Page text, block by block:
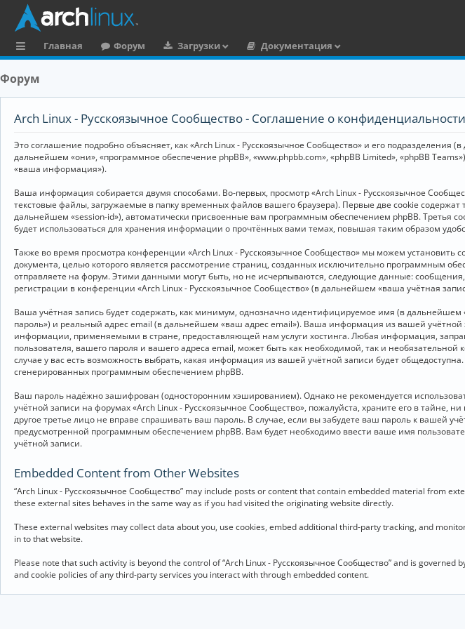
ы
и
Главная Форум Загрузки
Документация
Форум
Arch Linux - Русскоязычное Сообщество - Соглашение о конфиденциальности
Это соглашение подробно объясняет, как «Arch Linux - Русскоязычное Сообщество» и его
дальнейшем «они», «программное обеспечение phpBB», «www.phpbb.com», «phpBB Limited», «phpBB
«ваша информация»).
Ваша информация собирается двумя способами. Во-первых, просмотр «Arch Linux - Русскоязычное
текстовые файлы, загружаемые в папку временных файлов вашего браузера). Первые две cookie
дальнейшем «session-id»), автоматически присвоенные вам программным обеспечением phpBB. Третья
будет использоваться для хранения информации о прочтённых вами темах, повышая таким образом
Также во время просмотра конференции «Arch Linux - Русскоязычное Сообщество» мы можем
документа, целью которого является рассмотрение страниц, созданных исключительно программным
отправляете на форум. Этими данными могут быть, но не исчерпываются, следующие данные:
регистрации в конференции «Arch Linux - Русскоязычное Сообщество» (в дальнейшем «ваша учётная
Ваша учётная запись будет содержать, как минимум, однозначно идентифицируемое имя (в
пароль») и реальный адрес email (в дальнейшем «ваш адрес email»). Ваша информация из вашей
информации, применяемыми в стране, предоставляющей нам услуги хостинга. Любая информация,
пользователя, вашего пароля и вашего адреса email, может быть как необходимой, так и
случае у вас есть возможность выбрать, какая информация из вашей учётной записи будет
сгенерированных программным обеспечением phpBB.
Ваш пароль надёжно зашифрован (односторонним хэшированием). Однако не рекомендуется
учётной записи на форумах «Arch Linux - Русскоязычное Сообщество», пожалуйста, храните его в тайне,
другое третье лицо не вправе спрашивать ваш пароль. В случае, если вы забудете ваш пароль к вашей
предусмотренной программным обеспечением phpBB. Вам будет необходимо ввести ваше имя
учётной записи.
Embedded Content from Other Websites
“Arch Linux - Русскоязычное Сообщество” may include posts or content that contain embedded material from
these external sites behaves in the same way as if you had visited the originating website directly.
These external websites may collect data about you, use cookies, embed additional third-party tracking, and
in to that website.
Please note that such activity is beyond the control of “Arch Linux - Русскоязычное Сообщество” and is
and cookie policies of any third-party services you interact with through embedded content.